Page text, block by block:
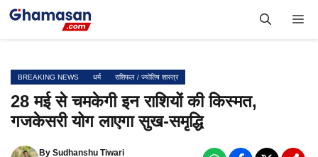
Skip
BREAKING NEWS धर्म राशिफल / ज्योतिष शास्त्र
28 मई से चमकेगी इन राशियों की किस्मत,
गजकेसरी योग लाएगा सुख-समृद्धि
By Sudhanshu Tiwari